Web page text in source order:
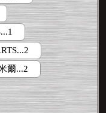
爾...2